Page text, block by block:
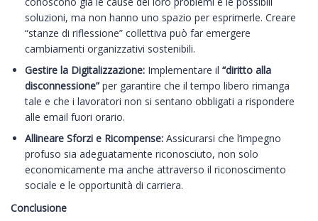
soluzioni, ma non hanno uno spazio per esprimerle. Creare
“stanze di riflessione” collettiva può far emergere
cambiamenti organizzativi sostenibili.
Gestire la Digitalizzazione: Implementare il “diritto alla
disconnessione”per garantire che il tempo libero rimanga
tale e che i lavoratori non si sentano obbligati a rispondere
alle email fuori orario.
Allineare Sforzi e Ricompense: Assicurarsi che l’impegno
profuso sia adeguatamente riconosciuto, non solo
economicamente ma anche attraverso il riconoscimento
sociale e le opportunità di carriera.
Conclusione